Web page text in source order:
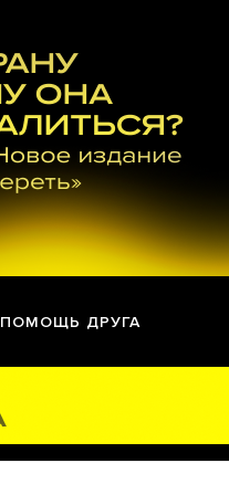
ПОМОЩЬ ДРУГА